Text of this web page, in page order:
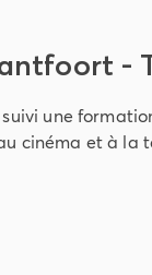
-
une
cinéma et à la